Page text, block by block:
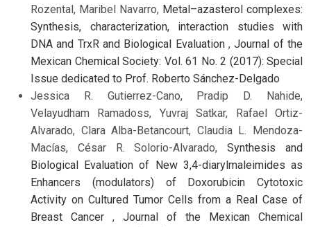
Rozental, Maribel Navarro, Metal–azasterol complexes:
Synthesis, characterization, interaction studies with
DNA and TrxR and Biological Evaluation ,Journal of the
Mexican Chemical Society: Vol. 61 No. 2 (2017): Special
Issue dedicated to Prof. Roberto Sánchez-Delgado
Jessica R. Gutierrez-Cano, Pradip D. Nahide,
Velayudham Ramadoss, Yuvraj Satkar, Rafael Ortiz-
Alvarado, Clara Alba-Betancourt, Claudia L. Mendoza-
Macías, César R. Solorio-Alvarado,Synthesis and
Biological Evaluation of New 3,4-diarylmaleimides as
Enhancers (modulators) of Doxorubicin Cytotoxic
Activity on Cultured Tumor Cells from a Real Case of
Breast Cancer , Journal of the Mexican Chemical